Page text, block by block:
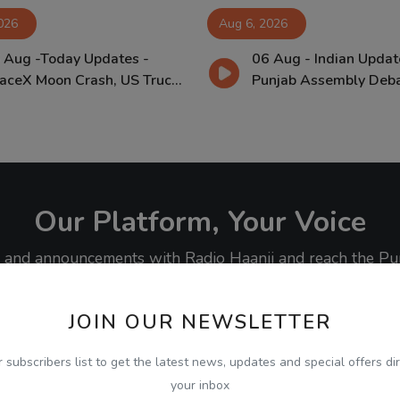
JOIN OUR NEWSLETTER
subscribers list to get the latest news, updates and special offers
your inbox
Aug -Today Updates -
Moon Crash, US Truc...
Aug 6, 2026
06 Aug - Indian
Punjab Assembly
Our Platform, Your Voice
announcements with Radio Haanji and reach the